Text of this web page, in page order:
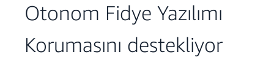
Otonom Fidye Yazılımı
Korumasını destekliyor